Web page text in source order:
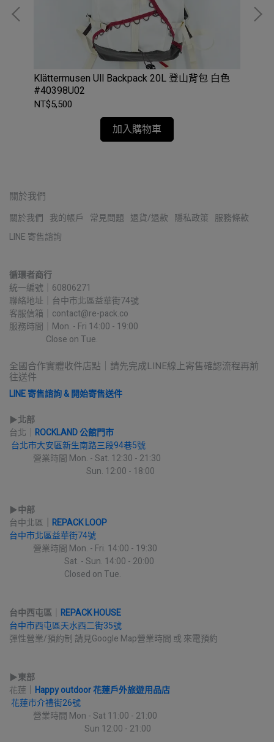
Klättermusen Ull Backpack 20L 登山背包 白色
#40398U02
NT$5,500
加入購物車
關於我們
關於我們 我的帳戶 常見問題 退貨/退款 隱私政策 服務條款
LINE 寄售諮詢
循環者商行
統一編號｜60806271
聯絡地址｜台中市北區益華街74號
客服信箱｜contact@re-pack.co
服務時間｜Mon. - Fri 14:00 - 19:00
Close on Tue.
全國合作實體收件店點｜請先完成LINE線上寄售確認流程再前
往送件
LINE 寄售諮詢 & 開始寄售送件
▶︎北部
台北｜ ROCKLAND 公館門市
台北市大安區新生南路三段94巷5號
營業時間 Mon. - Sat. 12:30 - 21:30
Sun. 12:00 - 18:00
▶︎中部
台中北區
REPACK LOOP
台中市北區益華街74號
營業時間 Mon. - Fri. 14:00 - 19:30
Sat. - Sun. 14:00 - 20:00
Closed on Tue.
台中西屯區
REPACK HOUSE
台中市西屯區天水西二街35號
彈性營業/預約制 請見Google Map營業時間 或 來電預約
▶︎東部
花蓮
Happy outdoor 花蓮戶外旅遊用品店
花蓮市介禮街26號
營業時間 Mon - Sat 11:00 - 21:00
Sun 12:00 - 21:00